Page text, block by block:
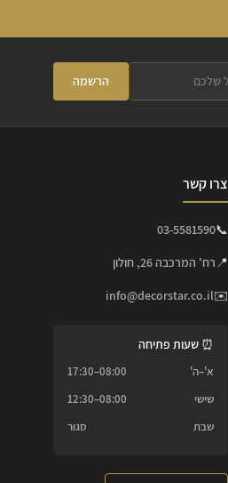
הרשמה
צרו קשר
📞
03-5581590
📍 רח' המרכבה 26, חולון
✉️
info@decorstar.co.il
⏰ שעות פתיחה
א'–ה'
08:00–17:30
שישי
08:00–12:30
שבת
סגור